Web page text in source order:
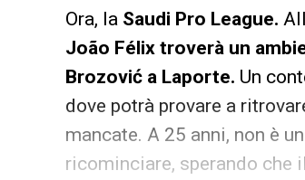
Ora, la Saudi Pro League.
João Félix troverà un
Brozović a Laporte. Un
dove potrà provare a
mancate. A 25 anni, non è
ricominciare, sperando che